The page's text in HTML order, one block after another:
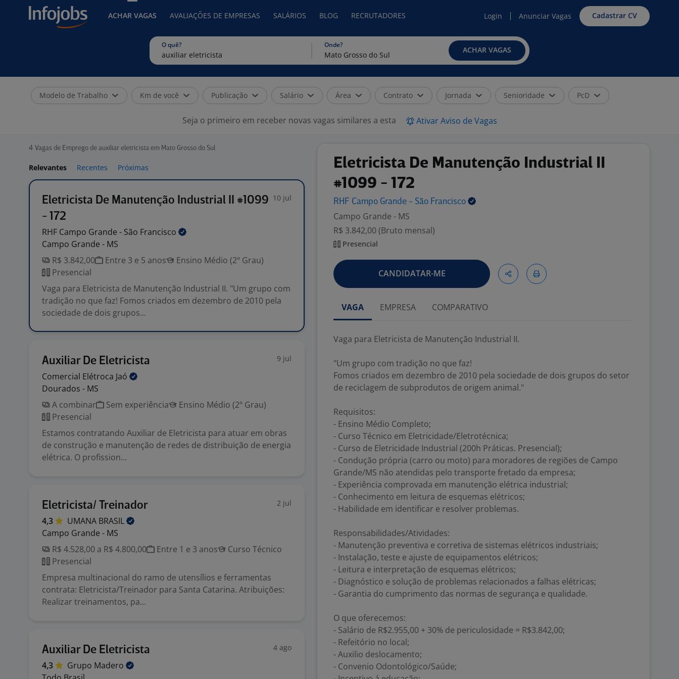
ACHAR VAGAS AVALIAÇÕES DE EMPRESAS SALÁRIOS BLOG RECRUTADORES Login Anunciar Vagas Cadastrar CV
O quê? Onde?
ACHAR VAGAS
Modelo de Trabalho Km de você Publicação Salário Área Contrato Jornada Senioridade PcD
Seja o primeiro em receber novas vagas similares a esta Ativar Aviso de Vagas
4 Vagas de Emprego de auxiliar eletricista em Mato Grosso do Sul
Relevantes Recentes Próximas
Eletricista De Manutenção Industrial II #1099
- 172
10 jul
RHF Campo Grande - São Francisco
Campo Grande - MS
R$ 3.842,00
Entre 3 e 5 anos
Ensino Médio (2º Grau)
Presencial
Vaga para Eletricista de Manutenção Industrial II. "Um grupo com
tradição no que faz! Fomos criados em dezembro de 2010 pela
sociedade de dois grupos...
Auxiliar De Eletricista 9 jul
Comercial Elétroca Jaó
Dourados - MS
A combinar
Sem experiência
Ensino Médio (2º Grau)
Presencial
Estamos contratando Auxiliar de Eletricista para atuar em obras
de construção e manutenção de redes de distribuição de energia
elétrica. O profission...
Eletricista/ Treinador 2 jul
4,3 UMANA BRASIL
Campo Grande - MS
R$ 4.528,00 a R$ 4.800,00
Entre 1 e 3 anos
Curso Técnico
Presencial
Empresa multinacional do ramo de utensílios e ferramentas
contrata: Eletricista/Treinador para Santa Catarina. Atribuições:
Realizar treinamentos, pa...
Auxiliar De Eletricista 4 ago
4,3 Grupo Madero
Eletricista De Manutenção Industrial II
#1099 - 172
RHF Campo Grande - São Francisco
Campo Grande - MS
R$ 3.842,00 (Bruto mensal)
Presencial
CANDIDATAR-ME
VAGA EMPRESA COMPARATIVO
Vaga para Eletricista de Manutenção Industrial II.
"Um grupo com tradição no que faz!
Fomos criados em dezembro de 2010 pela sociedade de dois grupos do setor
de reciclagem de subprodutos de origem animal."
Requisitos:
- Ensino Médio Completo;
- Curso Técnico em Eletricidade/Eletrotécnica;
- Curso de Eletricidade Industrial (200h Práticas. Presencial);
- Condução própria (carro ou moto) para moradores de regiões de Campo
Grande/MS não atendidas pelo transporte fretado da empresa;
- Experiência comprovada em manutenção elétrica industrial;
- Conhecimento em leitura de esquemas elétricos;
- Habilidade em identificar e resolver problemas.
Responsabilidades/Atividades:
- Manutenção preventiva e corretiva de sistemas elétricos industriais;
- Instalação, teste e ajuste de equipamentos elétricos;
- Leitura e interpretação de esquemas elétricos;
- Diagnóstico e solução de problemas relacionados a falhas elétricas;
- Garantia do cumprimento das normas de segurança e qualidade.
O que oferecemos:
- Salário de R$2.955,00 + 30% de periculosidade = R$3.842,00;
- Refeitório no local;
- Auxilio deslocamento;
- Convenio Odontológico/Saúde;